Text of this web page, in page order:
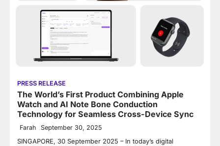
PRESS RELEASE
The World’s First Product Combining Apple
Watch and AI Note Bone Conduction
Technology for Seamless Cross-Device Sync
Farah September 30, 2025
SINGAPORE, 30 September 2025 – In today’s digital